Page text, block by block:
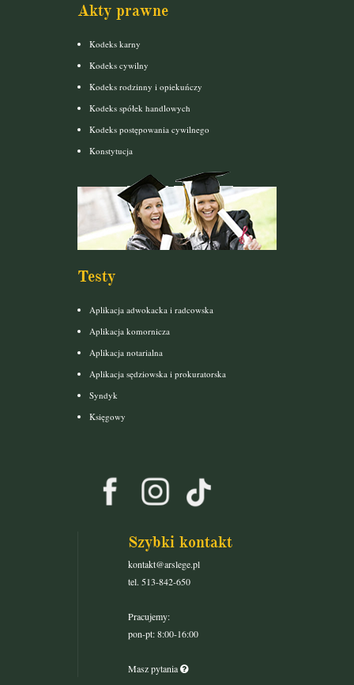
Akty prawne
Kodeks karny
Kodeks cywilny
Kodeks rodzinny i opiekuńczy
Kodeks spółek handlowych
Kodeks postępowania cywilnego
Konstytucja
Testy
Aplikacja adwokacka i radcowska
Aplikacja komornicza
Aplikacja notarialna
Aplikacja sędziowska i prokuratorska
Syndyk
Księgowy
Szybki kontakt
kontakt@arslege.pl
tel. 513-842-650
Pracujemy:
pon-pt: 8:00-16:00
Masz pytania